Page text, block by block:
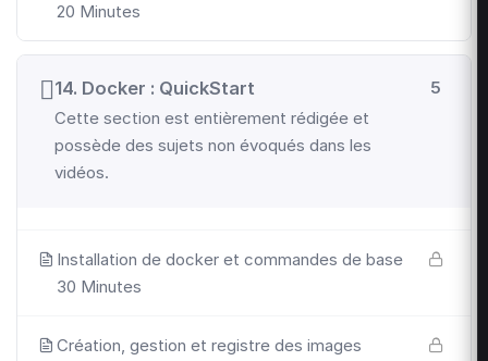
20 Minutes
14. Docker : QuickStart
Cette section est entièrement rédigée et
possède des sujets non évoqués dans les
vidéos.
5
Installation de docker et commandes de base
30 Minutes
Création, gestion et registre des images